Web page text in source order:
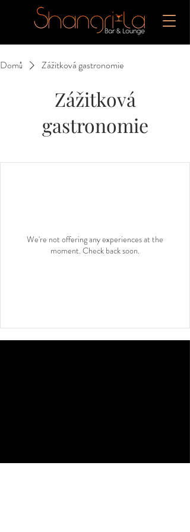
Domů Zážitková gastronomie
Zážitková
gastronomie
We're not offering any experiences at the
moment. Check back soon.